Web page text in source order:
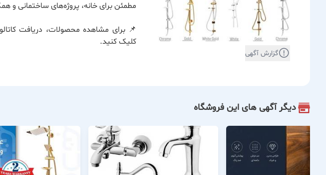
گزارش آگهی
مطمئن برای خانه، پروژه‌های ساختمانی و
📌 برای مشاهده محصولات، دریافت
کلیک کنید.
دیگر آگهی های این فروشگاه